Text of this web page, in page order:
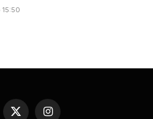
X Instagram